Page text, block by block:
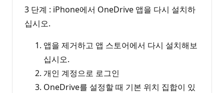
3 단계 : iPhone에서 OneDrive 앱을 다시 설치하
십시오.
앱을 제거하고 앱 스토어에서 다시 설치해보
십시오.
개인 계정으로 로그인
OneDrive를 설정할 때 기본 위치 집합이 있